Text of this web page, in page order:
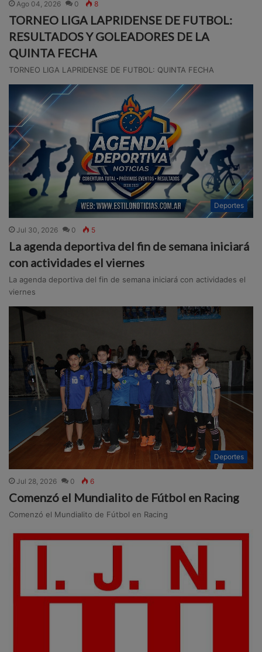
Ago 04, 2026 0 8
TORNEO LIGA LAPRIDENSE DE FUTBOL:
RESULTADOS Y GOLEADORES DE LA
QUINTA FECHA
TORNEO LIGA LAPRIDENSE DE FUTBOL: QUINTA FECHA
Deportes
Jul 30, 2026 0 5
La agenda deportiva del fin de semana iniciará
con actividades el viernes
La agenda deportiva del fin de semana iniciará con actividades el
viernes
Deportes
Jul 28, 2026 0 6
Comenzó el Mundialito de Fútbol en Racing
Comenzó el Mundialito de Fútbol en Racing